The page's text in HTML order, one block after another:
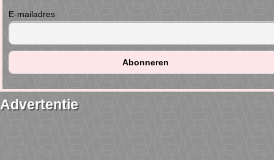
E-mailadres
Advertentie